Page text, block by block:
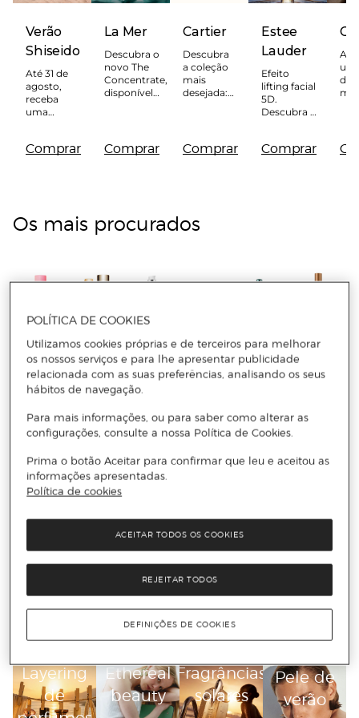
Verão
Shiseido
Até 31 de
agosto,
receba
uma
TRIIPI na
Comprar
La Mer
Descubra o
novo The
Concentrate,
disponível
Comprar
Cartier
Descubra
a coleção
mais
desejada:
Comprar
Estee
Lauder
Efeito
lifting facial
5D.
Descubra o
Revitalizing
Comprar
um
da
Os mais procurados
Baunilha
Lip
oils
Hydra
aqua
SPF
pocket
WaterproofBody
glows
de verãoem stick
girl
sun
de cabelo travel
Tendências do momento
Layering
de
Ethereal
beauty
Fragrâncias
solares
Pele de
verão
POLÍTICA DE COOKIES
Utilizamos cookies próprias e de terceiros para melhorar
os nossos serviços e para lhe apresentar publicidade
relacionada com as suas preferências, analisando os seus
hábitos de navegação.
Para mais informações, ou para saber como alterar as
configurações, consulte a nossa Política de Cookies.
Prima o botão Aceitar para confirmar que leu e aceitou as
informações apresentadas.
Política de cookies
REJEITAR TODOS
ACEITAR TODOS OS COOKIES
DEFINIÇÕES DE COOKIES